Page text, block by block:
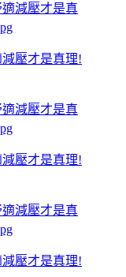
壓才是真理!
壓才是真理!
壓才是真理!